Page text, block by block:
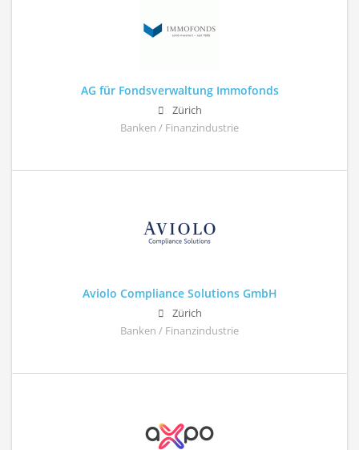
AG für Fondsverwaltung Immofonds
Zürich
Banken / Finanzindustrie
Aviolo Compliance Solutions GmbH
Zürich
Banken / Finanzindustrie